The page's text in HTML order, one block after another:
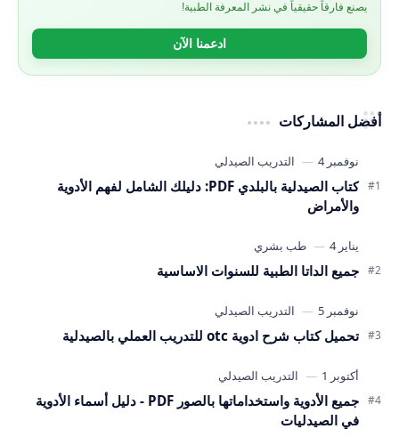
يصنع فارقاً حقيقياً في نشر المعرفة الطبية!
ادعمنا الآن
أفضل المشاركات
كتاب الصيدلية بالبلدي PDF: دليلك الشامل لفهم الأدوية
والأمراض
جميع الداتا الطبية للسنوات الاساسية
تحميل كتاب شرح ادوية otc للتدريب العملي بالصيدلية
جميع الأدوية واستخداماتها بالصور PDF - دليل أسماء الأدوية
في الصيدليات